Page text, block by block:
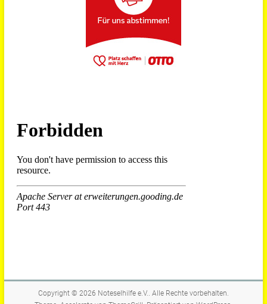
Copyright © 2026 Noteselhilfe e.V.. Alle Rechte vorbehalten.